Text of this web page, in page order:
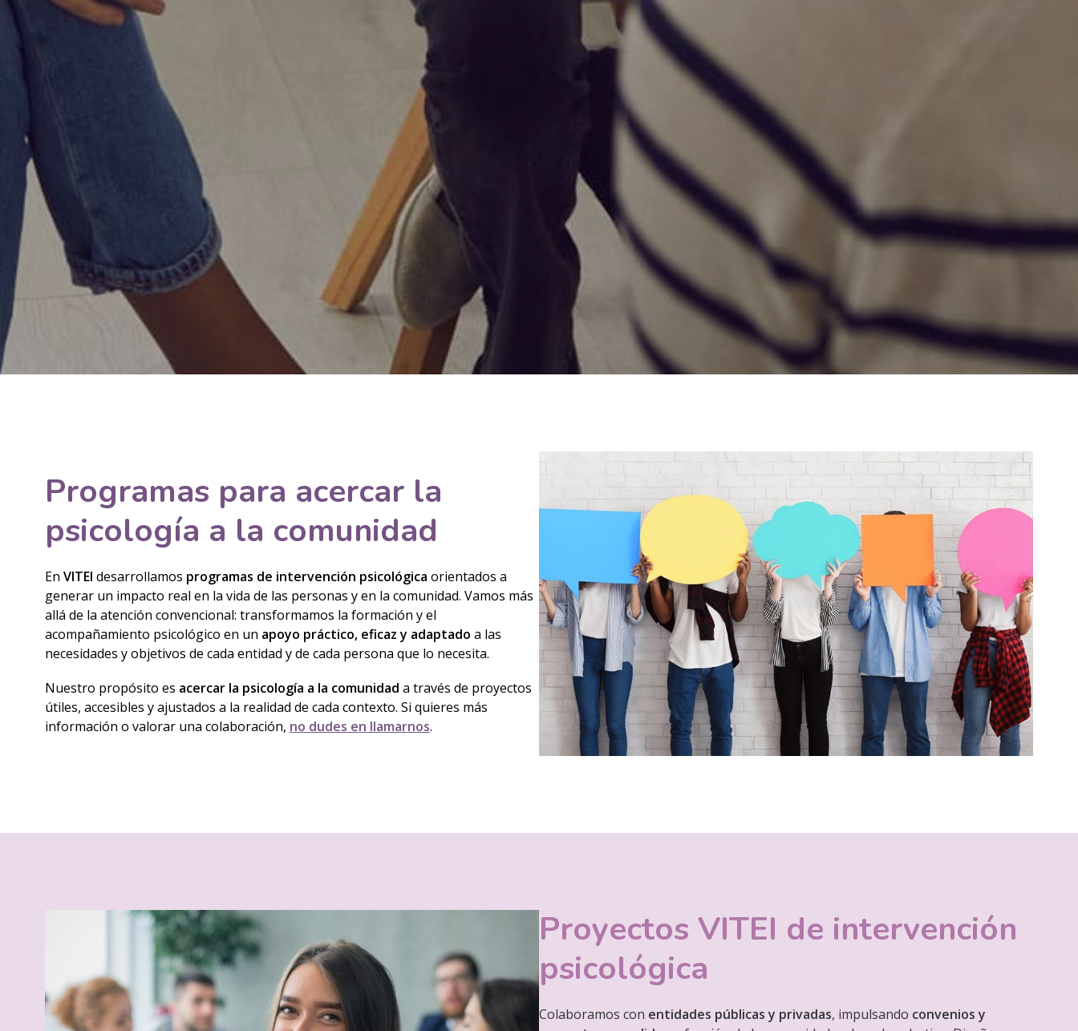
Programas para acercar la
psicología a la comunidad
En VITEI desarrollamos programas de intervención psicológica orientados a
generar un impacto real en la vida de las personas y en la comunidad. Vamos más
allá de la atención convencional: transformamos la formación y el
acompañamiento psicológico en un apoyo práctico, eficaz y adaptado a las
necesidades y objetivos de cada entidad y de cada persona que lo necesita.
Nuestro propósito es acercar la psicología a la comunidad a través de proyectos
útiles, accesibles y ajustados a la realidad de cada contexto. Si quieres más
información o valorar una colaboración, no dudes en llamarnos.
Proyectos VITEI de intervención
psicológica
Colaboramos con entidades públicas y privadas, impulsando convenios y